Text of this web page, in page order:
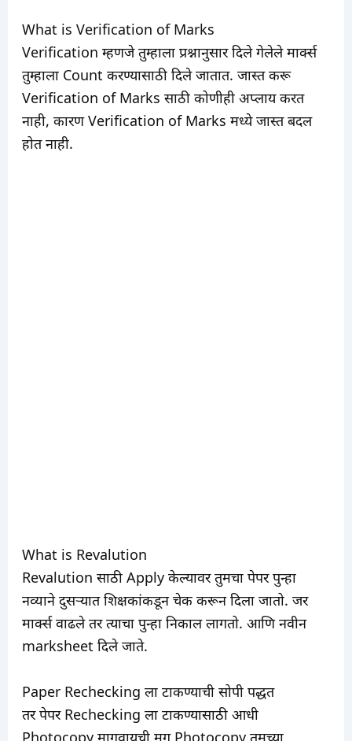
What is Verification of Marks
Verification म्हणजे तुम्हाला प्रश्नानुसार दिले गेलेले मार्क्स
तुम्हाला Count करण्यासाठी दिले जातात. जास्त करू
Verification of Marks साठी कोणीही अप्लाय करत
नाही, कारण Verification of Marks मध्ये जास्त बदल
होत नाही.
What is Revalution
Revalution साठी Apply केल्यावर तुमचा पेपर पुन्हा
नव्याने दुसऱ्यात शिक्षकांकडून चेक करून दिला जातो. जर
मार्क्स वाढले तर त्याचा पुन्हा निकाल लागतो. आणि नवीन
marksheet दिले जाते.
Paper Rechecking ला टाकण्याची सोपी पद्धत
तर पेपर Rechecking ला टाकण्यासाठी आधी